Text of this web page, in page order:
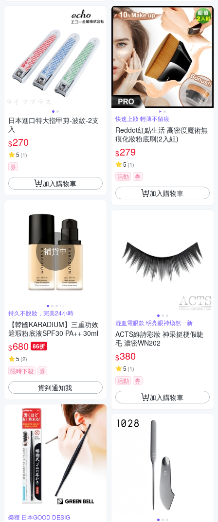
日本進口特大指甲剪-波紋-2支
入
$270
5 (1)
券
加入購物車
補貨中
持久不脫妝，完美24小時
【韓國KARADIUM】三重功效
遮瑕粉底液SPF30 PA++ 30ml
$680 86折
5 (2)
限時下殺 券
貨到通知我
榮獲 日本GOOD DESIG
快速上妝 輕薄不留痕
Reddot紅點生活 高密度魔術無
痕化妝粉底刷(2入組)
$279
5 (1)
活動 券
加入購物車
混血電眼款 明亮眼神煥然一新
ACTS維詩彩妝 神采挺梗假睫
毛 濃密WN202
$380
5 (1)
活動 券
加入購物車